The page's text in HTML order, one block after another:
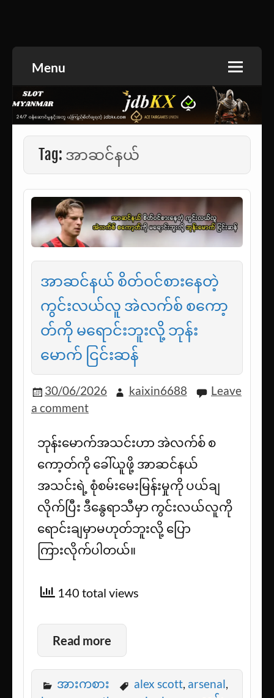
ဝတ္ထုတို
Menu
Tag: အာဆင်နယ်
အာဆင်နယ် စိတ်ဝင်စားနေတဲ့
ကွင်းလယ်လူ အဲလက်စ် စကော့
တ်ကို မရောင်းဘူးလို့ ဘုန်း
မောက် ငြင်းဆန်
30/06/2026 kaixin6688
Leave
a comment
ဘုန်းမောက်အသင်းဟာ အဲလက်စ် စ
ကော့တ်ကို ခေါ်ယူဖို့ အာဆင်နယ်
အသင်းရဲ့ စုံစမ်းမေးမြန်းမှုကို ပယ်ချ
လိုက်ပြီး ဒီနွေရာသီမှာ ကွင်းလယ်လူကို
ရောင်းချမှာမဟုတ်ဘူးလို့ ပြော
ကြားလိုက်ပါတယ်။
140 total views
Read more
အားကစား alex scott, arsenal,